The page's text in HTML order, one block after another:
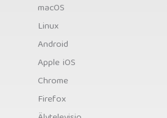
macOS
Linux
Android
Apple iOS
Chrome
Firefox